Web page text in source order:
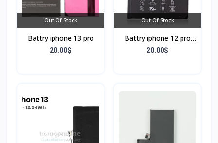
Out Of Stock
Battry iphone 13 pro
20.00$
Out Of Stock
Battry iphone 12 pro
max
20.00$